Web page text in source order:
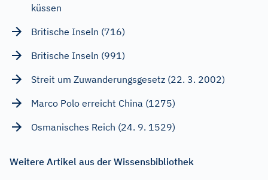
küssen
Britische Inseln (716)
Britische Inseln (991)
Streit um Zuwanderungsgesetz (22. 3. 2002)
Marco Polo erreicht China (1275)
Osmanisches Reich (24. 9. 1529)
Weitere Artikel aus der Wissensbibliothek